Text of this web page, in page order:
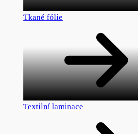
Tkané fólie
Textilní laminace